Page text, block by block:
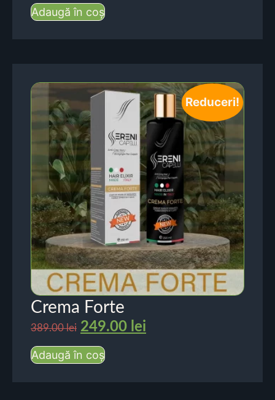
Adaugă în coș
Reduceri!
Crema Forte
389.00lei 249.00 lei
Adaugă în coș